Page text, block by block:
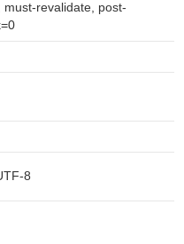
revalidate, post-
8